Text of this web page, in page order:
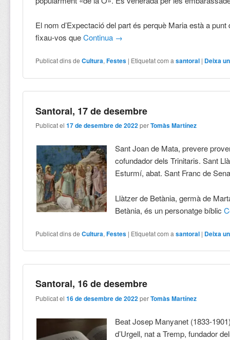
El nom d’Expectació del part és perquè Maria està a
fixau-vos queContinua →
Publicat dins de Cultura,Festes | Etiquetat com a santoral | Deixa
Santoral, 17 de desembre
Publicat el17 de desembre de 2022 perTomàs Martínez
Sant Joan de Mata, prevere
cofundador dels Trinitaris. Sant
Esturmí, abat. Sant Franc de
Llàtzer de Betània, germà de
Betània, és un personatge bíblic
Publicat dins de Cultura,Festes | Etiquetat com a santoral | Deixa
Santoral, 16 de desembre
Publicat el16 de desembre de 2022 perTomàs Martínez
Beat Josep Manyanet (1833-
d’Urgell, nat a Tremp, fundador